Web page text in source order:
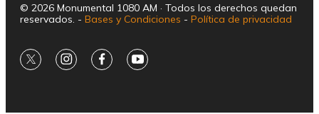
© 2026 Monumental 1080 AM · Todos los derechos quedan
reservados. - Bases y Condiciones - Política de privacidad
twitterinstagram
facebookyoutube